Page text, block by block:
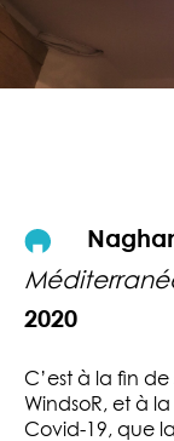
2020
C’est à la fin
WindsoR, et à
Covid-19, que